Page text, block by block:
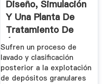
Diseño, Simulación
Y Una Planta De
Tratamiento De
Áridos
Sufren un proceso de
lavado y clasificación
posterior a la explotación
de depósitos granulares